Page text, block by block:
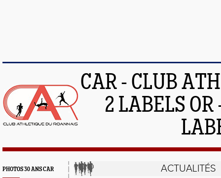
CAR - CLUB
2 LABELS
PHOTOS 30 ANS CAR ACTUALITÉS